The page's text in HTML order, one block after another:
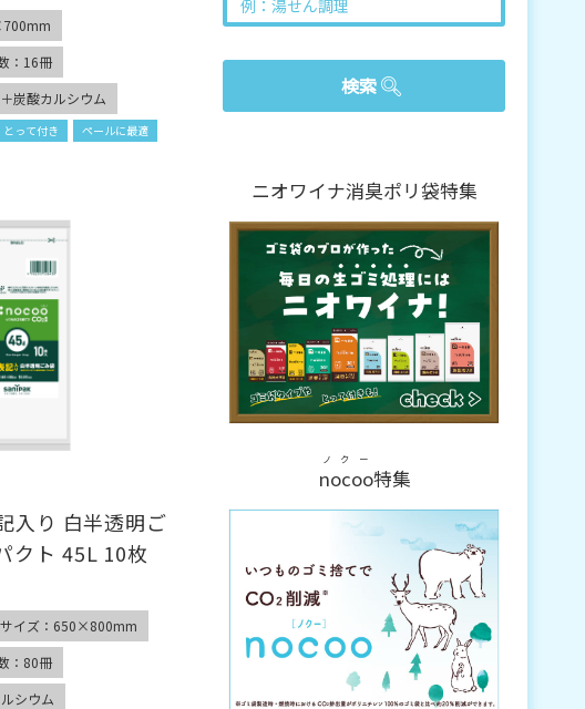
：16冊
炭酸カルシウム
とって付き
ペールに最適
入り 白半透明ご
クト 45L 10枚
サイズ：650×800mm
：80冊
シウム
ニオワイナ消臭ポリ袋特集
nocoo
ノクー
特集